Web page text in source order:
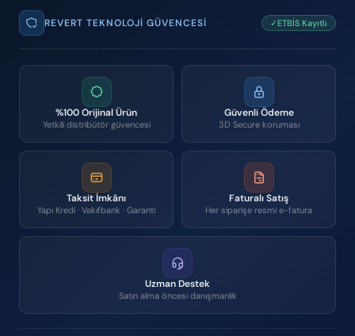
REVERT TEKNOLOJI GÜVENCESI ✓ETBİS Kayıtlı
%100 Orijinal Ürün
Yetkili distribütör güvencesi
Güvenli Ödeme
3D Secure koruması
Taksit İmkânı
Yapı Kredi · Vakıfbank · Garanti
Faturalı Satış
Her siparişe resmi e-fatura
Uzman Destek
Satın alma öncesi danışmanlık